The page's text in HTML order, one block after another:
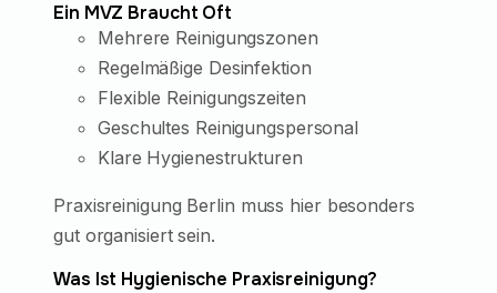
Ein MVZ Braucht Oft
Mehrere Reinigungszonen
Regelmäßige Desinfektion
Flexible Reinigungszeiten
Geschultes Reinigungspersonal
Klare Hygienestrukturen
Praxisreinigung Berlin muss hier besonders
gut organisiert sein.
Was Ist Hygienische Praxisreinigung?